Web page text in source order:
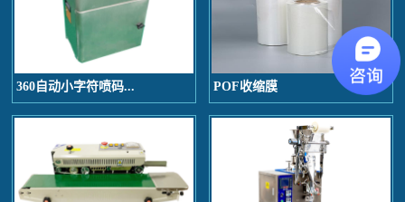
360自动小字符喷码... POF收缩膜